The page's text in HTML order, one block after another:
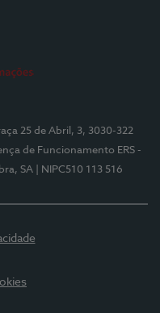
25 de Abril, 3, 3030-322
de Funcionamento ERS -
SA | NIPC510 113 516